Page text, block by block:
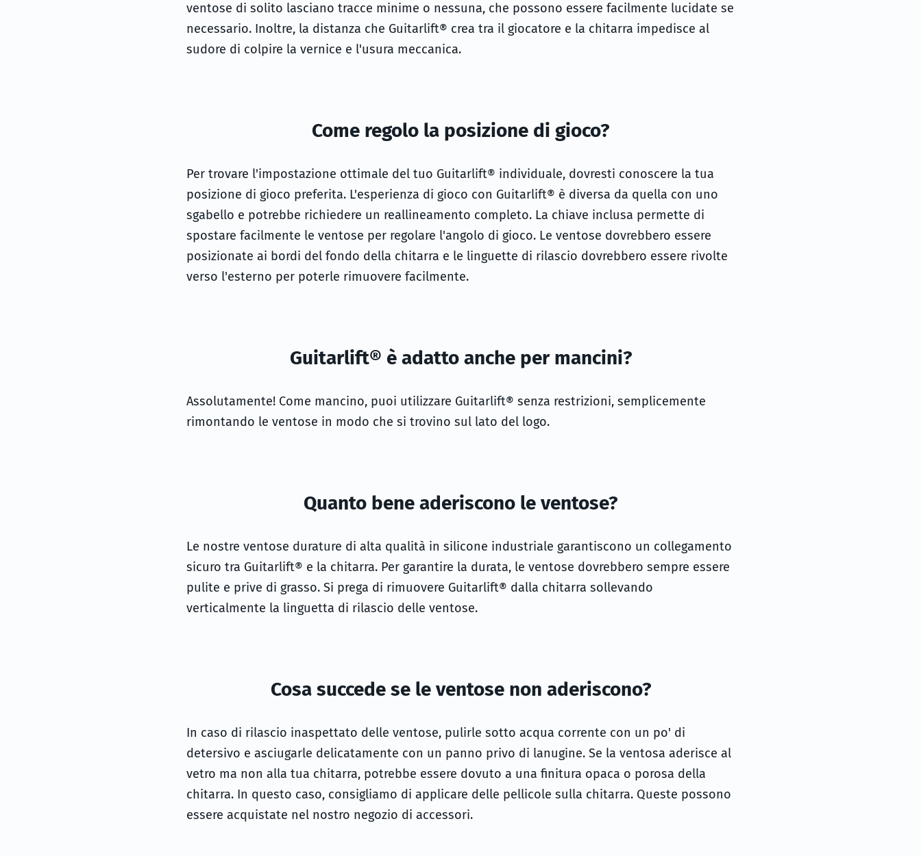
ventose di solito lasciano tracce minime o nessuna, che possono essere facilmente lucidate se
necessario. Inoltre, la distanza che Guitarlift® crea tra il giocatore e la chitarra impedisce al
sudore di colpire la vernice e l'usura meccanica.
Come regolo la posizione di gioco?
Per trovare l'impostazione ottimale del tuo Guitarlift® individuale, dovresti conoscere la tua
posizione di gioco preferita. L'esperienza di gioco con Guitarlift® è diversa da quella con uno
sgabello e potrebbe richiedere un reallineamento completo. La chiave inclusa permette di
spostare facilmente le ventose per regolare l'angolo di gioco. Le ventose dovrebbero essere
posizionate ai bordi del fondo della chitarra e le linguette di rilascio dovrebbero essere rivolte
verso l'esterno per poterle rimuovere facilmente.
Guitarlift® è adatto anche per mancini?
Assolutamente! Come mancino, puoi utilizzare Guitarlift® senza restrizioni, semplicemente
rimontando le ventose in modo che si trovino sul lato del logo.
Quanto bene aderiscono le ventose?
Le nostre ventose durature di alta qualità in silicone industriale garantiscono un collegamento
sicuro tra Guitarlift® e la chitarra. Per garantire la durata, le ventose dovrebbero sempre essere
pulite e prive di grasso. Si prega di rimuovere Guitarlift® dalla chitarra sollevando
verticalmente la linguetta di rilascio delle ventose.
Cosa succede se le ventose non aderiscono?
In caso di rilascio inaspettato delle ventose, pulirle sotto acqua corrente con un po' di
detersivo e asciugarle delicatamente con un panno privo di lanugine. Se la ventosa aderisce al
vetro ma non alla tua chitarra, potrebbe essere dovuto a una finitura opaca o porosa della
chitarra. In questo caso, consigliamo di applicare delle pellicole sulla chitarra. Queste possono
essere acquistate nel nostro negozio di accessori.